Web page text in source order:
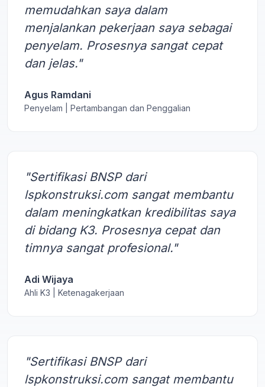
memudahkan saya dalam
menjalankan pekerjaan saya sebagai
penyelam. Prosesnya sangat cepat
dan jelas."
Agus Ramdani
Penyelam | Pertambangan dan Penggalian
"Sertifikasi BNSP dari
lspkonstruksi.com sangat membantu
dalam meningkatkan kredibilitas saya
di bidang K3. Prosesnya cepat dan
timnya sangat profesional."
Adi Wijaya
Ahli K3 | Ketenagakerjaan
"Sertifikasi BNSP dari
lspkonstruksi.com sangat membantu